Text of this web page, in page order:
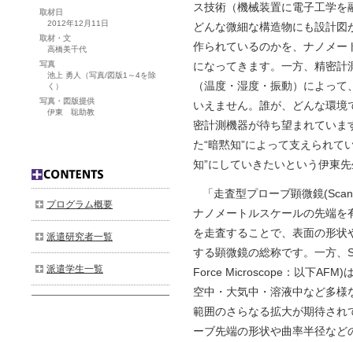
ス技術（機械装置に電子工学
どんな微細な構造物にも設計
作られているのかを、ナノメ
になってきます。一方、精密
（温度・湿度・振動）によっ
いえません。誰が、どんな環
密計測機器が待ち望まれてい
た“暗黙知”によって支えられて
知”にしていきたいという伊東
「走査型プローブ顕微鏡
ナノメートルスケールの先端
を走査することで、表面の形
する顕微鏡の総称です。一方
Force Microscope：以下AFM)
空中・大気中・溶液中など多
範囲のさらなる拡大が期待さ
ーブ先端の形状や曲率半径な
取材日
2012年12月11日
取材・文
高橋美千代
写真
池上 勇人（写真/図版1～4を除
く）
写真・図版提供
伊東 聡助教
プログラム概要
派遣研究者一覧
派遣学生一覧